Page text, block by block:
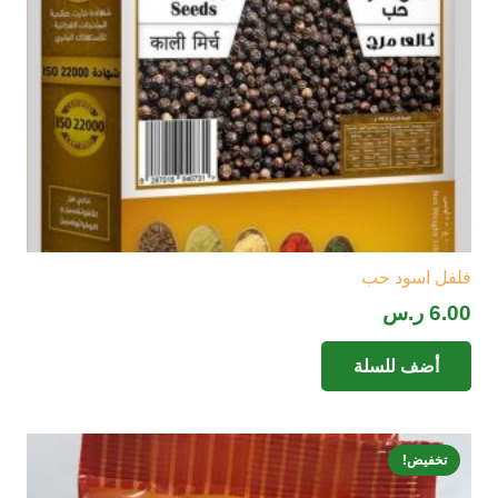
فلفل اسود حب
6.00 ر.س
أضف للسلة
تخفيض!